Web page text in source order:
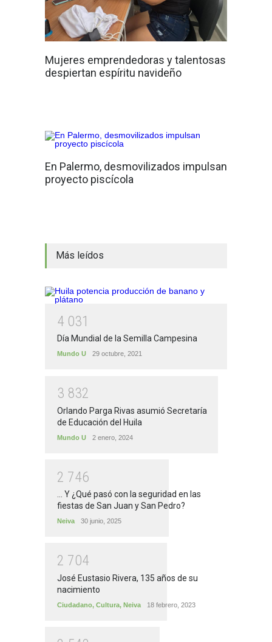
Mujeres emprendedoras y talentosas
despiertan espíritu navideño
En Palermo, desmovilizados impulsan
proyecto piscícola
Más leídos
4 031
Día Mundial de la Semilla Campesina
Mundo U 29 octubre, 2021
3 832
Orlando Parga Rivas asumió Secretaría
de Educación del Huila
Mundo U 2 enero, 2024
2 746
... Y ¿Qué pasó con la seguridad en las
fiestas de San Juan y San Pedro?
Neiva 30 junio, 2025
2 704
José Eustasio Rivera, 135 años de su
nacimiento
Ciudadano, Cultura, Neiva 18 febrero, 2023